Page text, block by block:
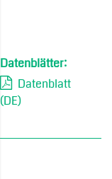
Datenblätter:
Datenblatt
(DE)